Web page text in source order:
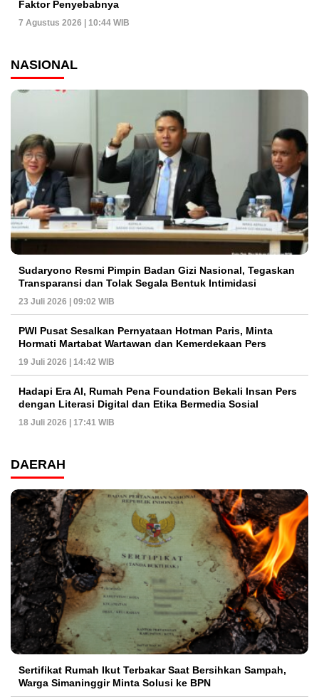
Faktor Penyebabnya
7 Agustus 2026 | 10:44 WIB
NASIONAL
Sudaryono Resmi Pimpin Badan Gizi Nasional, Tegaskan
Transparansi dan Tolak Segala Bentuk Intimidasi
23 Juli 2026 | 09:02 WIB
PWI Pusat Sesalkan Pernyataan Hotman Paris, Minta
Hormati Martabat Wartawan dan Kemerdekaan Pers
19 Juli 2026 | 14:42 WIB
Hadapi Era AI, Rumah Pena Foundation Bekali Insan Pers
dengan Literasi Digital dan Etika Bermedia Sosial
18 Juli 2026 | 17:41 WIB
DAERAH
Sertifikat Rumah Ikut Terbakar Saat Bersihkan Sampah,
Warga Simaninggir Minta Solusi ke BPN